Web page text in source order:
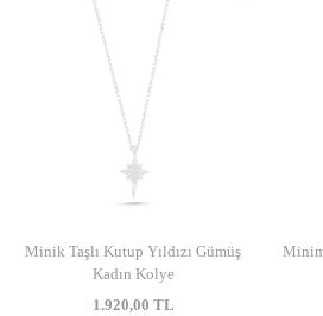
Minik Taşlı Kutup Yıldızı Gümüş
Kadın Kolye
1.920,00 TL